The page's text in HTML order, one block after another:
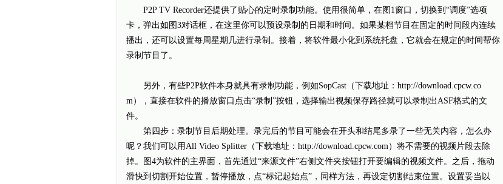
P2P TV Recorder还提供了贴心的定时录制功能。使用很简单，在图1窗口，切换到“调度”选项
卡，弹出如图3对话框，在这里你可以预设录制的日期和时间。如果某档节目在固定的时间段内连续
播出，还可以设置每周星期几进行录制。接着，将软件最小化到系统托盘，它就会在规定的时间帮你
录制节目了。
另外，有些P2P软件本身就具有录制功能，例如SopCast（下载地址：http://download.cpcw.co
m），直接在软件的播放窗口点击“录制”按钮，选择输出视频保存路径就可以录制出ASF格式的文
件。
第四步：录制节目后期处理。录完后的节目可能会在开头和结尾多录了一些无关内容，怎么办
呢？我们可以用All Video Splitter（下载地址：http://download.cpcw.com）将不需要的视频片段去除
掉。图4为软件的主界面，首先通过“来源文件”右侧文件夹按钮打开要编辑的视频文件。之后，拖动
滑快到切割开始位置，暂停播放，点“标记起始点”，同样方法，再设定切割结束位置。设置妥当以